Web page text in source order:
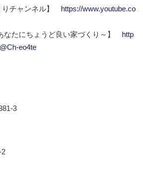
りチャンネル】
https://www.youtube.co
なたにちょうど良い家づくり～】
http
eo4te
3
2